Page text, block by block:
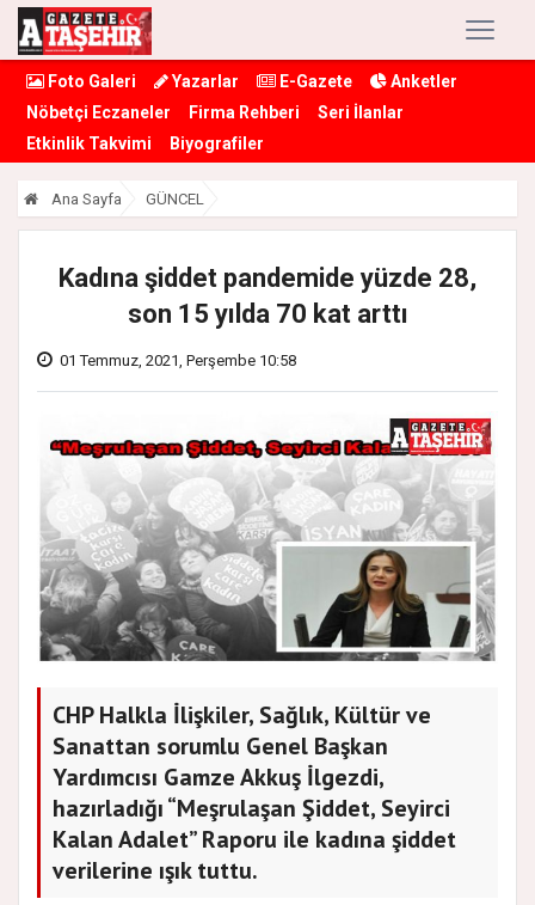
Foto Galeri Yazarlar E-Gazete
Anketler
Nöbetçi Eczaneler
Firma Rehberi
Seri İlanlar
Etkinlik Takvimi
Biyografiler
Ana Sayfa GÜNCEL
Kadına şiddet pandemide yüzde 28,
son 15 yılda 70 kat arttı
01 Temmuz, 2021, Perşembe 10:58
CHP Halkla İlişkiler, Sağlık, Kültür ve
Sanattan sorumlu Genel Başkan
Yardımcısı Gamze Akkuş İlgezdi,
hazırladığı “Meşrulaşan Şiddet, Seyirci
Kalan Adalet” Raporu ile kadına şiddet
verilerine ışık tuttu.